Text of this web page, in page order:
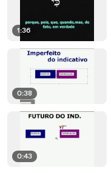
1:36
0:38
0:43